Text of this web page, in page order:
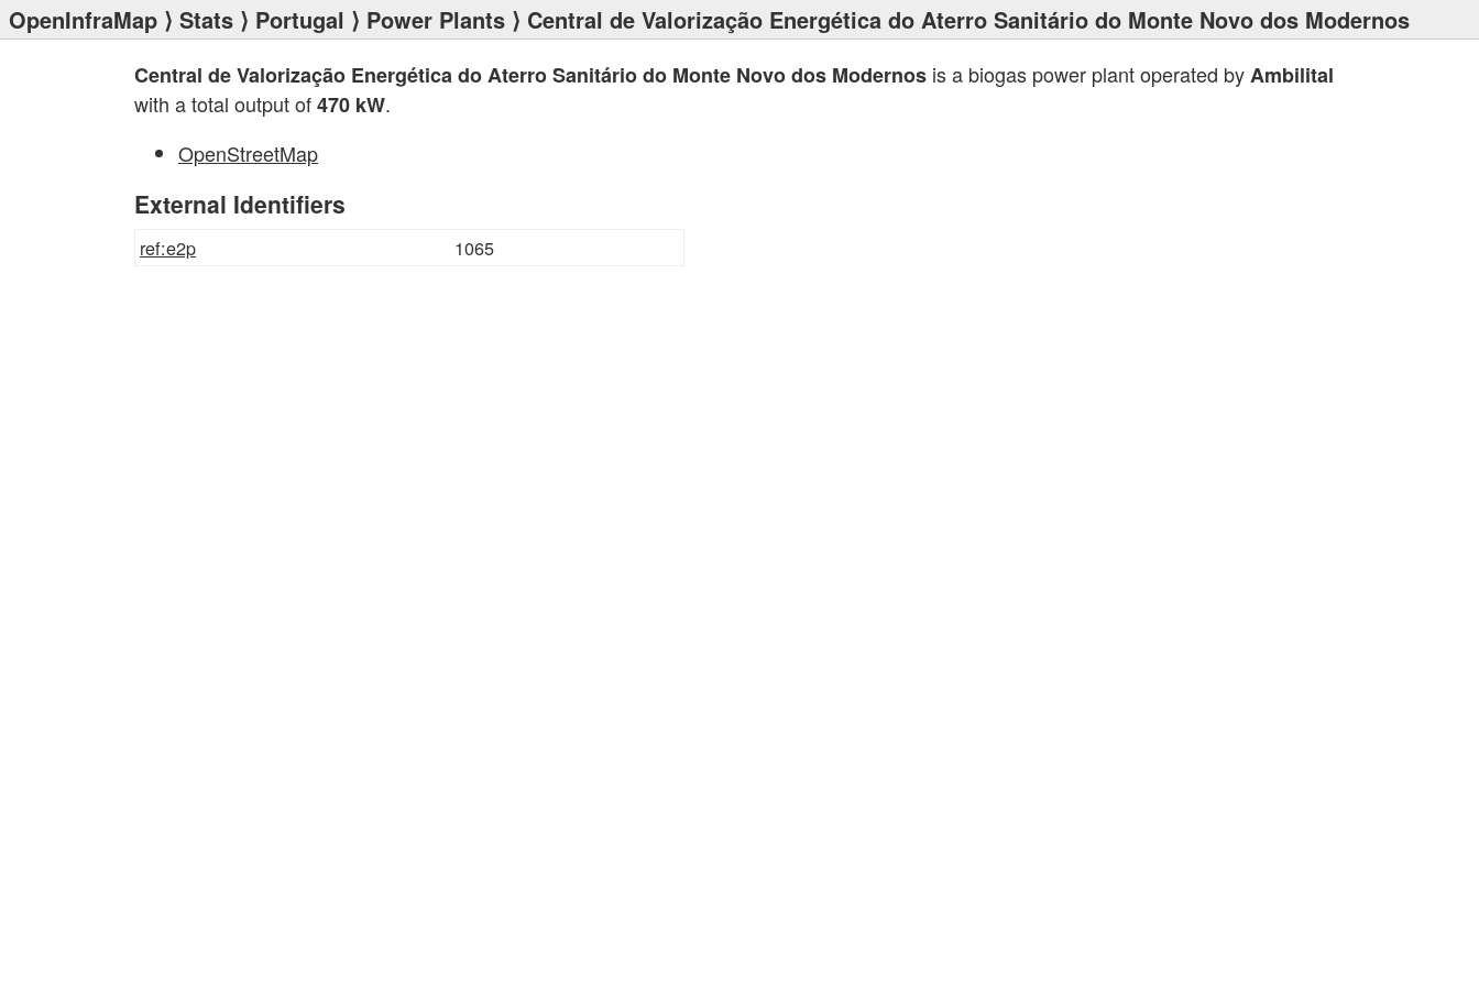
OpenInfraMap ⟩ Stats ⟩ Portugal ⟩ Power Plants ⟩ Central de Valorização Energética do Aterro Sanitário do Monte Novo dos Modernos
Central de Valorização Energética do Aterro Sanitário do Monte Novo dos Modernos is a biogas power plant operated byAmbilital
with a total output of470 kW.
OpenStreetMap
External Identifiers
ref:e2p 1065